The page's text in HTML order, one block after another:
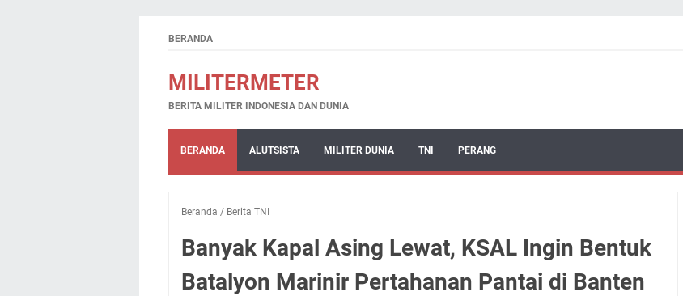
BERANDA
MILITERMETER
BERITA MILITER INDONESIA DAN DUNIA
BERANDA ALUTSISTA MILITER DUNIA TNI PERANG
Beranda / Berita TNI
Banyak Kapal Asing Lewat, KSAL Ingin Bentuk
Batalyon Marinir Pertahanan Pantai di Banten